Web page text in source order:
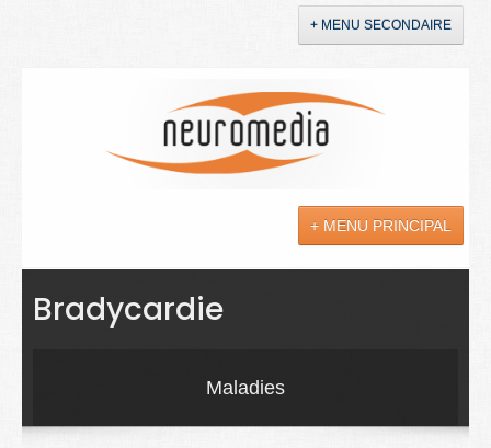
+ MENU SECONDAIRE
+ MENU PRINCIPAL
Actualités
Soins
Bradycardie
Maladies